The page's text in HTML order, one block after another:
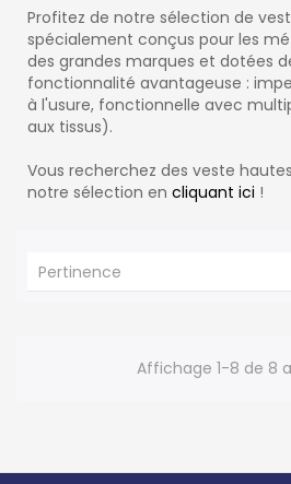
Profitez de notre sélection de
spécialement conçus pour les
des grandes marques et dotées
fonctionnalité avantageuse :
à l'usure, fonctionnelle avec
aux tissus).
Vous recherchez des veste
notre sélection en cliquant ici !
Pertinence
Affichage 1-8 de 8